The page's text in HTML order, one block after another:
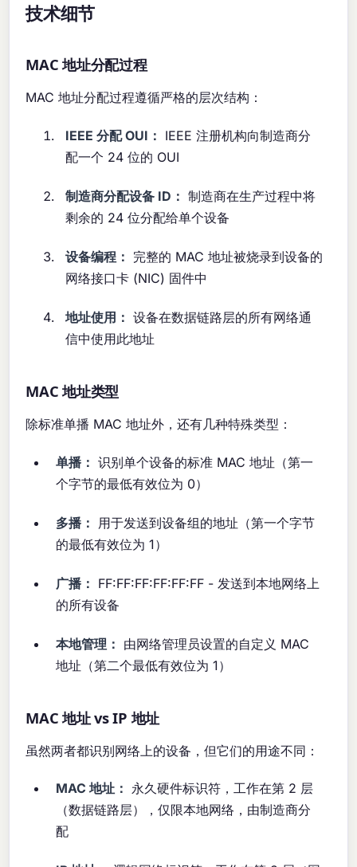
技术细节
MAC 地址分配过程
MAC 地址分配过程遵循严格的层次结构：
IEEE 分配 OUI： IEEE 注册机构向制造商分
配一个 24 位的 OUI
制造商分配设备 ID： 制造商在生产过程中将
剩余的 24 位分配给单个设备
设备编程： 完整的 MAC 地址被烧录到设备的
网络接口卡 (NIC) 固件中
地址使用： 设备在数据链路层的所有网络通
信中使用此地址
MAC 地址类型
除标准单播 MAC 地址外，还有几种特殊类型：
单播： 识别单个设备的标准 MAC 地址（第一
个字节的最低有效位为 0）
多播：
用于发送到设备组的地址（第一个字节
的最低有效位为 1）
广播： FF:FF:FF:FF:FF:FF - 发送到本地网络上
的所有设备
本地管理： 由网络管理员设置的自定义 MAC
地址（第二个最低有效位为 1）
MAC 地址 vs IP 地址
虽然两者都识别网络上的设备，但它们的用途不同：
MAC 地址： 永久硬件标识符，工作在第 2 层
（数据链路层），仅限本地网络，由制造商分
配